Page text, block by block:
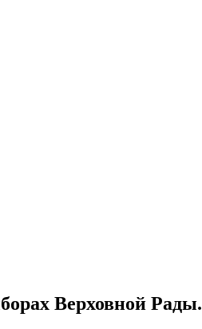
Верховной Рады.